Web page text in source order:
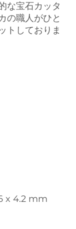
な宝石カッタ
の職人がひと
トしておりま
x 4.2 mm